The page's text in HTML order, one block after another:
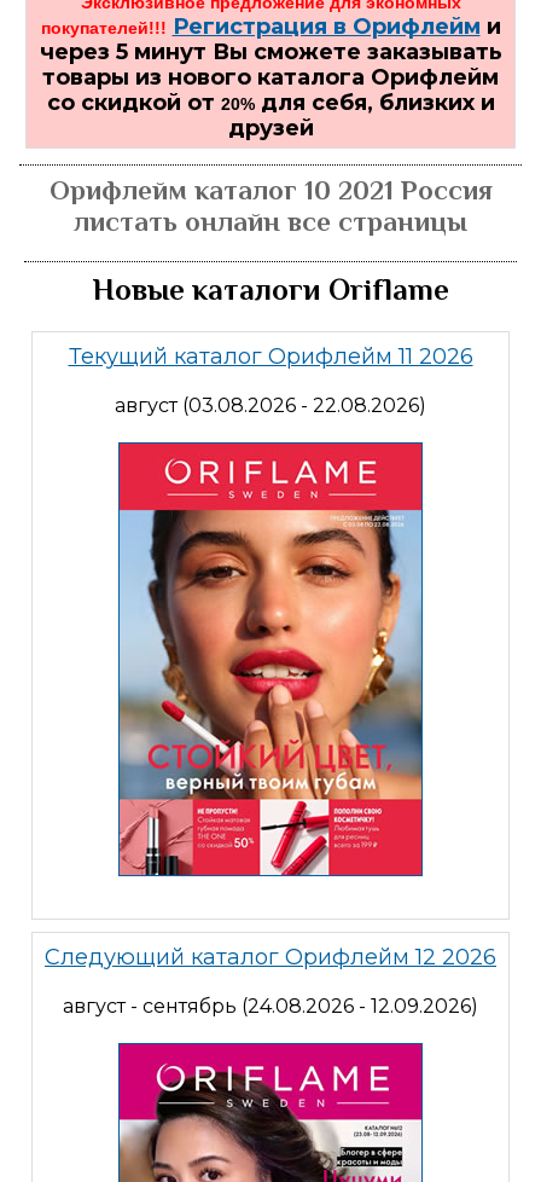
покупателей!!! Регистрация в Орифлейм и
через 5 минут Вы сможете заказывать
товары из нового каталога Орифлейм
со скидкой от 20%для себя, близких и
друзей
Орифлейм каталог 10 2021 Россия
листать онлайн все страницы
Новые каталоги Oriflame
Текущий каталог Орифлейм 11 2026
август (03.08.2026 - 22.08.2026)
Следующий каталог Орифлейм 12 2026
август - сентябрь (24.08.2026 - 12.09.2026)